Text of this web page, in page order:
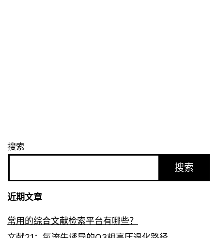
搜索
搜索
近期文章
常用的综合文献检索平台有哪些？